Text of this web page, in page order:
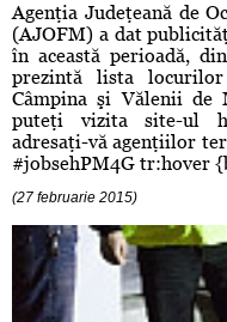
Agenţia Judeţeană de
(AJOFM) a dat
în această perioadă,
prezintă lista
Câmpina şi Vălenii de
puteţi vizita site-ul
adresaţi-vă agenţiilor
#jobsehPM4G tr:hover
(27 februarie 2015)